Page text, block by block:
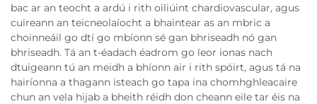
bac ar an teocht a ardú i rith oiliúint chardiovascular, agus
cuireann an teicneolaíocht a bhaintear as an mbric a
choinneáil go dtí go mbíonn sé gan bhriseadh nó gan
bhriseadh. Tá an t-éadach éadrom go leor ionas nach
dtuigeann tú an meidh a bhíonn air i rith spóirt, agus tá na
hairíonna a thagann isteach go tapa ina chomhghleacaire
chun an vela hijab a bheith réidh don cheann eile tar éis na